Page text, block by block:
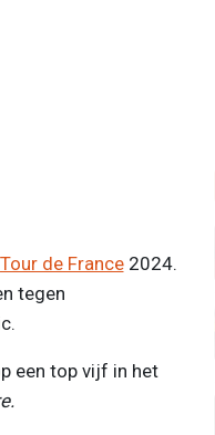
Tour de France2024.
tegen
een top vijf in het